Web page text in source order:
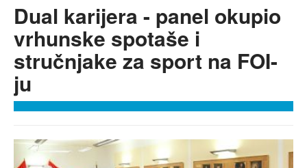
Dual karijera - panel okupio
vrhunske spotaše i
stručnjake za sport na FOI-
ju